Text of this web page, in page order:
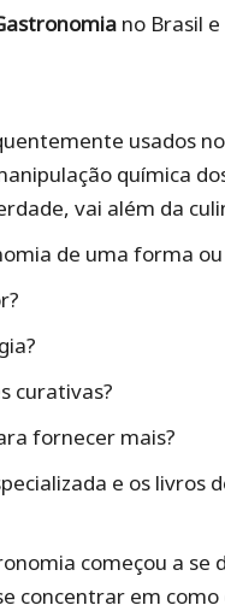
no Brasil
usados
química
vai além da
de uma forma
curativas?
fornecer mais?
e os
começou a
concentrar em